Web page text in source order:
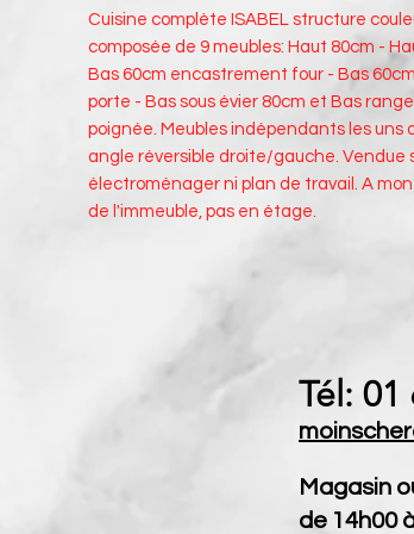
Cuisine complète ISABEL structure
composée de 9 meubles: Haut 80cm -
Bas 60cm encastrement four - Bas
porte - Bas sous évier 80cm et Bas
poignée. Meubles indépendants les uns
angle réversible droite/gauche. Vendue
électroménager ni plan de travail. A
de l'immeuble, pas en étage.
Tél: 01
Magasin
de 14h00